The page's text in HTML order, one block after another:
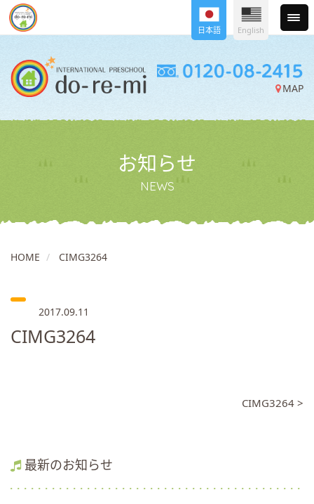
MAP
日本語 English
お知らせ
NEWS
HOME CIMG3264
2017.09.11
CIMG3264
CIMG3264 >
最新のお知らせ